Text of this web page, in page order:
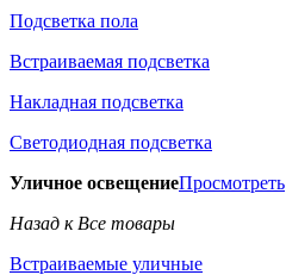
Подсветка пола
Встраиваемая подсветка
Накладная подсветка
Светодиодная подсветка
Уличное освещениеПросмотреть
Назад к Все товары
Встраиваемые уличные